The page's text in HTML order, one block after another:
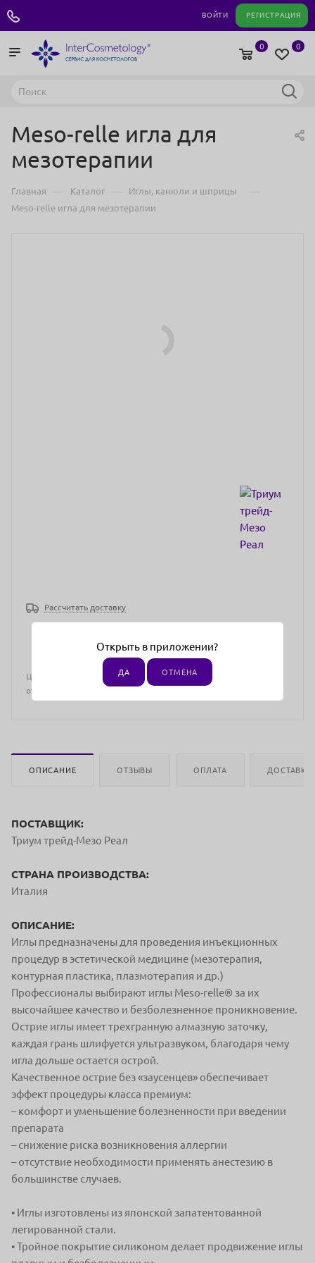
ВОЙТИ РЕГИСТРАЦИЯ
0
0
Meso-relle игла для
мезотерапии
Главная — Каталог — Иглы, канюли и шприцы —
Meso-relle игла для мезотерапии
Рассчитать доставку
Цена действительна только для интернет-магазина и может
отличаться от цен в розничных магазинах
ОПИСАНИЕ ОТЗЫВЫ ОПЛАТА ДОСТАВКА
ПОСТАВЩИК:
Триум трейд-Мезо Реал
СТРАНА ПРОИЗВОДСТВА:
Италия
ОПИСАНИЕ:
Иглы предназначены для проведения инъекционных
процедур в эстетической медицине (мезотерапия,
контурная пластика, плазмотерапия и др.)
Профессионалы выбирают иглы Meso-relle® за их
высочайшее качество и безболезненное проникновение.
Острие иглы имеет трехгранную алмазную заточку,
каждая грань шлифуется ультразвуком, благодаря чему
игла дольше остается острой.
Качественное острие без «заусенцев» обеспечивает
эффект процедуры класса премиум:
– комфорт и уменьшение болезненности при введении
препарата
– снижение риска возникновения аллергии
– отсутствие необходимости применять анестезию в
большинстве случаев.
• Иглы изготовлены из японской запатентованной
легированной стали.
• Тройное покрытие силиконом делает продвижение иглы
Открыть в приложении?
ДА ОТМЕНА